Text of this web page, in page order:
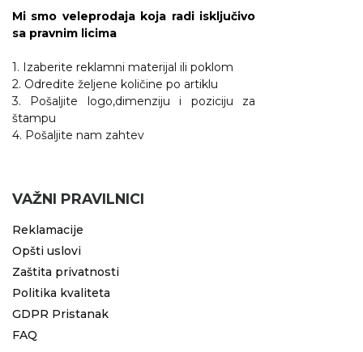
Mi smo veleprodaja koja radi isključivo
sa pravnim licima
1. Izaberite reklamni materijal ili poklom
2. Odredite željene količine po artiklu
3. Pošaljite logo,dimenziju i poziciju za
štampu
4. Pošaljite nam zahtev
VAŽNI PRAVILNICI
Reklamacije
Opšti uslovi
Zaštita privatnosti
Politika kvaliteta
GDPR Pristanak
FAQ